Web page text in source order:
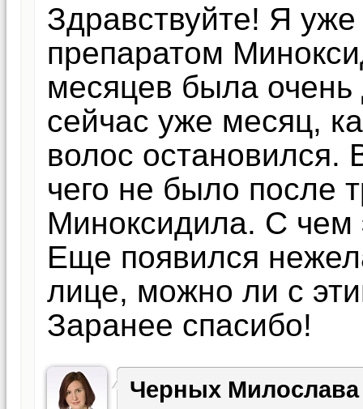
Здравствуйте! Я
препаратом
месяцев была очень
сейчас уже месяц,
волос остановился.
чего не было после
Миноксидила. С чем
Еще появился
лице, можно ли с
Заранее спасибо!
Черных Милослава